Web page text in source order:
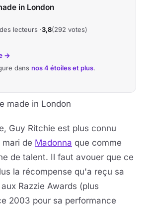
in London
lecteurs ·3,8(292 votes)
→
dans nos 4 étoiles et plus.
made in London
Guy Ritchie est plus connu
de Madonna que comme
de talent. Il faut avouer que ce
la récompense qu'a reçu sa
Razzie Awards (plus
2003 pour sa performance